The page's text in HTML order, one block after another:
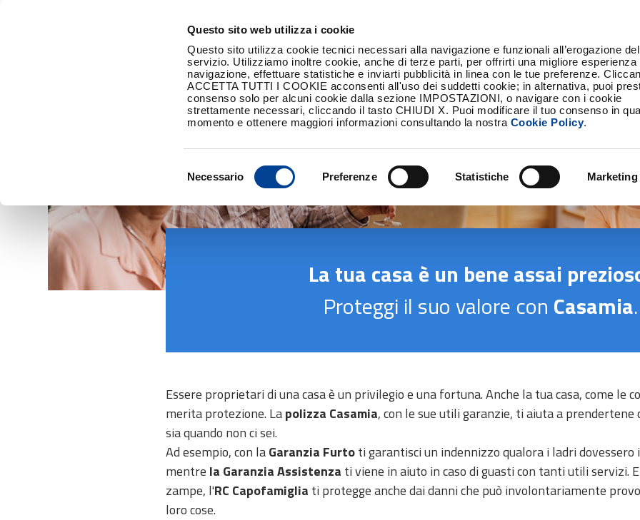
Questo sito web utilizza i cookie
Questo sito utilizza cookie tecnici necessari alla navigazione e funzionali all’erogazione del
servizio. Utilizziamo inoltre cookie, anche di terze parti, per offrirti una migliore esperienza
navigazione, effettuare statistiche e inviarti pubblicità in linea con le tue preferenze.
ACCETTA TUTTI I COOKIE acconsenti all'uso dei suddetti cookie; in alternativa, puoi
consenso solo per alcuni cookie dalla sezione IMPOSTAZIONI, o navigare con i cookie
strettamente necessari, cliccando il tasto CHIUDI X. Puoi modificare il tuo consenso in
momento e ottenere maggiori informazioni consultando la nostra Cookie Policy.
del
Necessario Preferenze Statistiche Marketing
La tua casa è un bene assai
Proteggi il suo valore con Casamia.
Essere proprietari di una casa è un privilegio e una fortuna. Anche la tua casa, come le
merita protezione. Lapolizza Casamia, con le sue utili garanzie, ti aiuta a prendertene
sia quando non ci sei.
Ad esempio, con laGaranzia Furtoti garantisci un indennizzo qualora i ladri dovessero
mentre la Garanzia Assistenza ti viene in aiuto in caso di guasti con tanti utili servizi.
zampe, l'RC Capofamiglia ti protegge anche dai danni che può involontariamente
loro cose.